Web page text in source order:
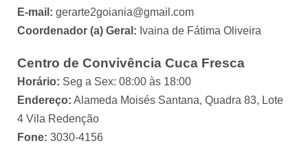
E-mail: gerarte2goiania@gmail.com
Coordenador (a) Geral: Ivaina de Fátima Oliveira
Centro de Convivência Cuca Fresca
Horário: Seg a Sex: 08:00 às 18:00
Endereço: Alameda Moisés Santana, Quadra 83, Lote
4 Vila Redenção
Fone: 3030-4156